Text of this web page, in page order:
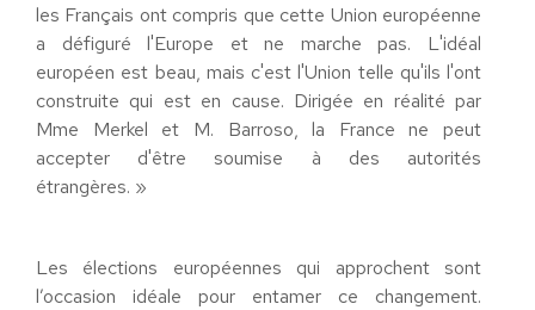
les Français ont compris que cette Union européenne
a défiguré l'Europe et ne marche pas. L'idéal
européen est beau, mais c'est l'Union telle qu'ils l'ont
construite qui est en cause. Dirigée en réalité par
Mme Merkel et M. Barroso, la France ne peut
accepter d'être soumise à des autorités
étrangères. »
Les élections européennes qui approchent sont
l’occasion idéale pour entamer ce changement.